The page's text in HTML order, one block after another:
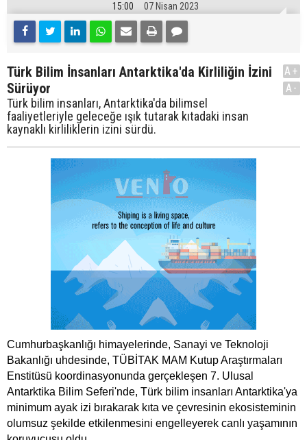
15:00 07 Nisan 2023
Türk Bilim İnsanları Antarktika'da Kirliliğin İzini
Sürüyor
Türk bilim insanları, Antarktika'da bilimsel
faaliyetleriyle geleceğe ışık tutarak kıtadaki insan
kaynaklı kirliliklerin izini sürdü.
A+
A-
Cumhurbaşkanlığı himayelerinde, Sanayi ve Teknoloji
Bakanlığı uhdesinde, TÜBİTAK MAM Kutup Araştırmaları
Enstitüsü koordinasyonunda gerçekleşen 7. Ulusal
Antarktika Bilim Seferi'nde, Türk bilim insanları Antarktika'ya
minimum ayak izi bırakarak kıta ve çevresinin ekosisteminin
olumsuz şekilde etkilenmesini engelleyerek canlı yaşamının